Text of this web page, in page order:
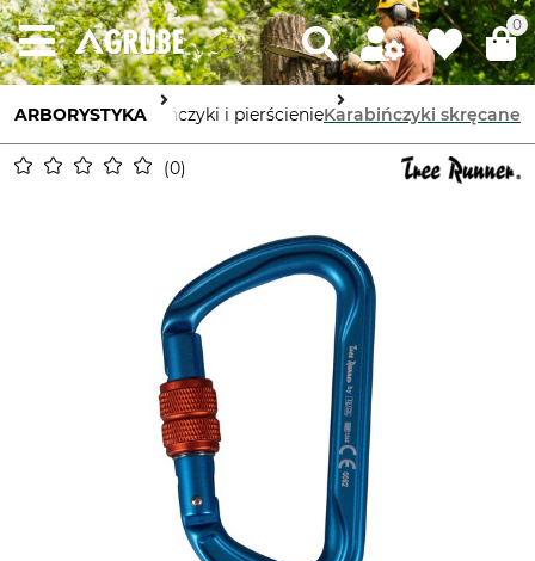
0
ARBORYSTYKAKarabińczyki i pierścienieKarabińczyki skręcane
0